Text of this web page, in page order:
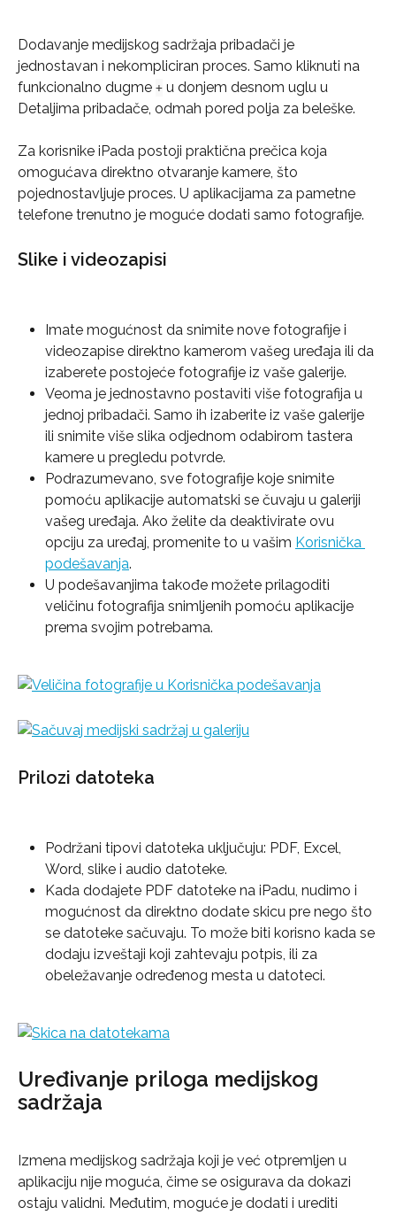
Dodavanje medijskog sadržaja pribadači je
jednostavan i nekompliciran proces. Samo kliknuti na
funkcionalno dugme + u donjem desnom uglu u
Detaljima pribadače, odmah pored polja za beleške.
Za korisnike iPada postoji praktična prečica koja
omogućava direktno otvaranje kamere, što
pojednostavljuje proces. U aplikacijama za pametne
telefone trenutno je moguće dodati samo fotografije.
Slike i videozapisi
Imate mogućnost da snimite nove fotografije i
videozapise direktno kamerom vašeg uređaja ili da
izaberete postojeće fotografije iz vaše galerije.
Veoma je jednostavno postaviti više fotografija u
jednoj pribadači. Samo ih izaberite iz vaše galerije
ili snimite više slika odjednom odabirom tastera
kamere u pregledu potvrde.
Podrazumevano, sve fotografije koje snimite
pomoću aplikacije automatski se čuvaju u galeriji
vašeg uređaja. Ako želite da deaktivirate ovu
opciju za uređaj, promenite to u vašim Korisnička
podešavanja.
U podešavanjima takođe možete prilagoditi
veličinu fotografija snimljenih pomoću aplikacije
prema svojim potrebama.
Prilozi datoteka
Podržani tipovi datoteka uključuju: PDF, Excel,
Word, slike i audio datoteke.
Kada dodajete PDF datoteke na iPadu, nudimo i
mogućnost da direktno dodate skicu pre nego što
se datoteke sačuvaju. To može biti korisno kada se
dodaju izveštaji koji zahtevaju potpis, ili za
obeležavanje određenog mesta u datoteci.
Uređivanje priloga medijskog
sadržaja
Izmena medijskog sadržaja koji je već otpremljen u
aplikaciju nije moguća, čime se osigurava da dokazi
ostaju validni. Međutim, moguće je dodati i urediti